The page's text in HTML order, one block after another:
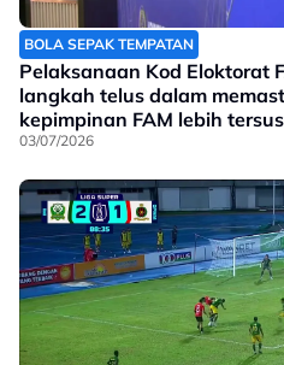
BOLA SEPAK TEMPATAN
Pelaksanaan Kod Eloktorat
langkah telus dalam
kepimpinan FAM lebih
03/07/2026